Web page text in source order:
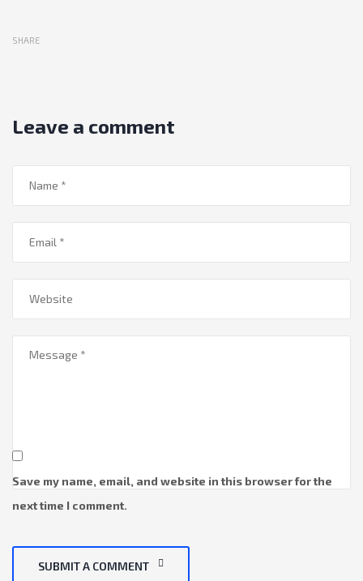
SHARE
Leave a comment
Save my name, email, and website in this browser for the
next time I comment.
SUBMIT A COMMENT